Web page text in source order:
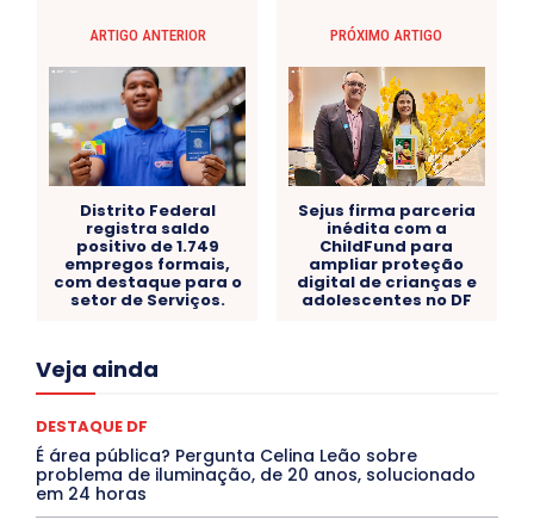
ARTIGO ANTERIOR
Distrito Federal
registra saldo
positivo de 1.749
empregos formais,
com destaque para o
setor de Serviços.
PRÓXIMO ARTIGO
Sejus firma parceria
inédita com a
ChildFund para
ampliar proteção
digital de crianças e
adolescentes no DF
Veja ainda
Acre
Congressuanas & Esplanadumas
Cultura e Tal
DANÇA Dengue
Denuncia
DESTAQUE BRASIL
DESTAQUE DF
DESTAQUE SAÚDE
DESTAQUE DF
É área pública? Pergunta Celina Leão sobre
problema de iluminação, de 20 anos, solucionado
em 24 horas